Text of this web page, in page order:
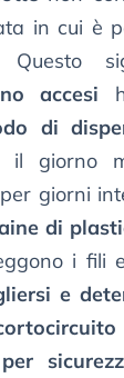
in cui è
Questo
accesi
di
il giorno
giorni
di
i fili
e